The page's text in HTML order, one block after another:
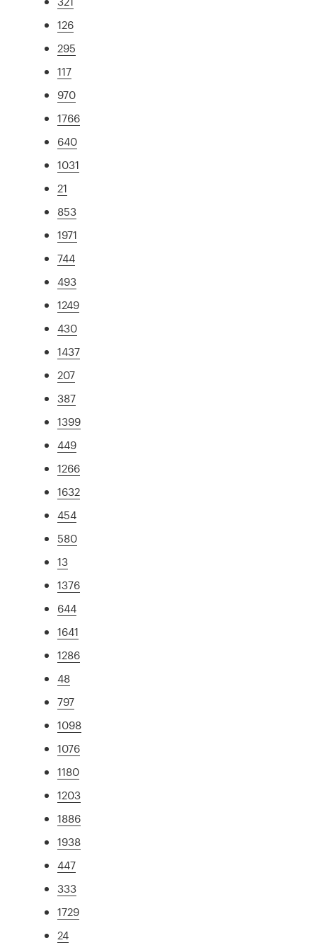
126
295
117
970
1766
640
1031
21
853
1971
744
493
1249
430
1437
207
387
1399
449
1266
1632
454
580
13
1376
644
1641
1286
48
797
1098
1076
1180
1203
1886
1938
447
333
1729
24